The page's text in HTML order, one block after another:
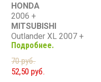
HONDA
2006 +
MITSUBISHI
Outlander XL 2007 +
PEUGEOT
4007 2007 +
CITROEN
C-Crosser 2007 +
Подробнее.
70 руб.
52,50 руб.